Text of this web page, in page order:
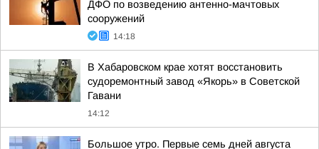
ДФО по возведению антенно-мачтовых
сооружений
14:18
В Хабаровском крае хотят восстановить
судоремонтный завод «Якорь» в Советской
Гавани
14:12
Большое утро. Первые семь дней августа